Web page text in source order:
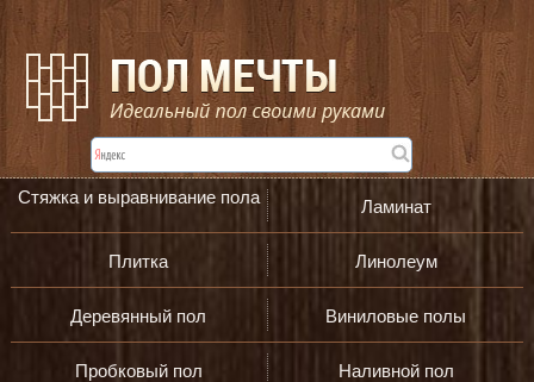
Стяжка и выравнивание пола Ламинат
Плитка Линолеум
Деревянный пол Виниловые полы
Пробковый пол Наливной пол